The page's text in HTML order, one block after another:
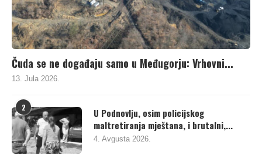
Čuda se ne događaju samo u Međugorju: Vrhovni...
13. Jula 2026.
2
U Podnovlju, osim policijskog
maltretiranja mještana, i brutalni,...
4. Avgusta 2026.